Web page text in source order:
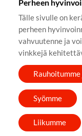
Perheen
Tälle sivulle on
perheen
vahvuutenne ja
vinkkejä
Syömme
Liikumme